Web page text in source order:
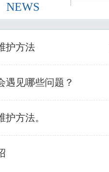
NEWS
护方法
遇见哪些问题？
方法。